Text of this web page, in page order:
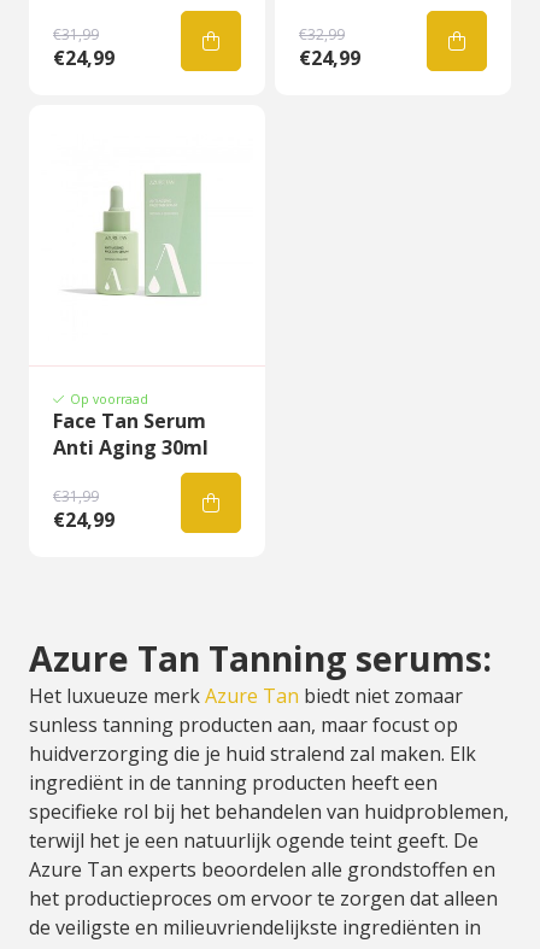
€31,99
€24,99
€32,99
€24,99
Op voorraad
Face Tan Serum
Anti Aging 30ml
€31,99
€24,99
Azure Tan Tanning serums:
Het luxueuze merkAzure Tan biedt niet zomaar
sunless tanning producten aan, maar focust op
huidverzorging die je huid stralend zal maken. Elk
ingrediënt in de tanning producten heeft een
specifieke rol bij het behandelen van huidproblemen,
terwijl het je een natuurlijk ogende teint geeft. De
Azure Tan experts beoordelen alle grondstoffen en
het productieproces om ervoor te zorgen dat alleen
de veiligste en milieuvriendelijkste ingrediënten in